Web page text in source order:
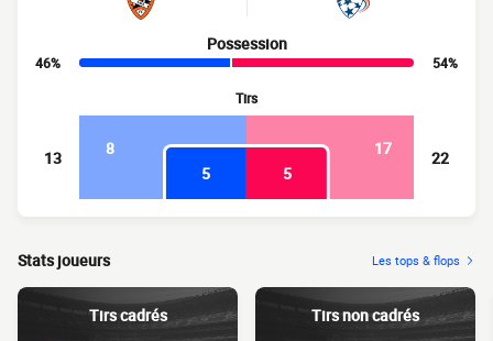
Possession
46%
54%
Tirs
13 8
17
5
5
22
Stats joueurs Les tops & flops
Tirs cadrés Tirs non cadrés